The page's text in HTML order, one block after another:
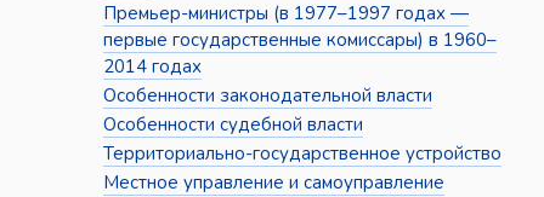
Премьер-министры (в 1977–1997 годах —
первые государственные комиссары) в 1960–
2014 годах
Особенности законодательной власти
Особенности судебной власти
Территориально-государственное устройство
Местное управление и самоуправление